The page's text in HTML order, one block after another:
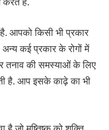
आपको किसी भी प्रकार
कई प्रकार के रोगों में
तनाव की समस्याओं के लिए
है. आप इसके काढ़े का भी